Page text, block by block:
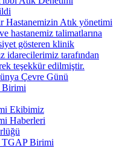
Hastanemizin Atık yönetimi
hastanemiz talimatlarına
gösteren klinik
idarecilerimiz tarafından
teşekkür edilmiştir.
Çevre Günü
Birimi
Ekibimiz
Haberleri
TGAP Birimi